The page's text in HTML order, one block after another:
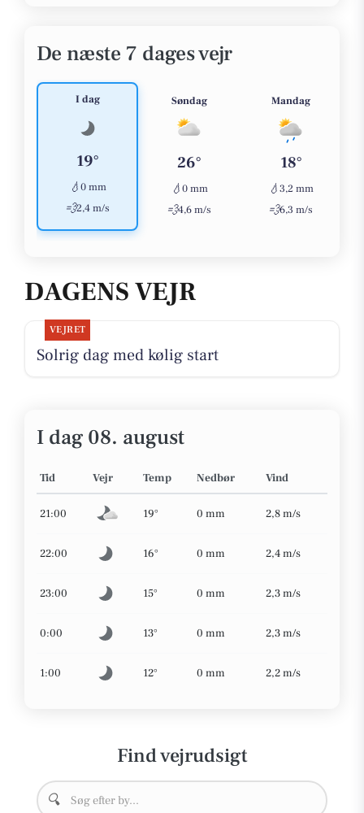
De næste 7 dages vejr
I dag
19°
💧0 mm
💨2,4 m/s
Søndag
26°
💧0 mm
💨4,6 m/s
Mandag
18°
💧3,2 mm
💨6,3 m/s
DAGENS VEJR
VEJRET
Solrig dag med kølig start
I dag 08. august
Tid Vejr Temp Nedbør Vind
21:00 19° 0 mm 2,8 m/s
22:00 16° 0 mm 2,4 m/s
23:00 15° 0 mm 2,3 m/s
0:00 13° 0 mm 2,3 m/s
1:00 12° 0 mm 2,2 m/s
Find vejrudsigt
🔍